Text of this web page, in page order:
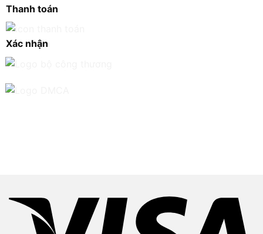
Thanh toán
Xác nhận